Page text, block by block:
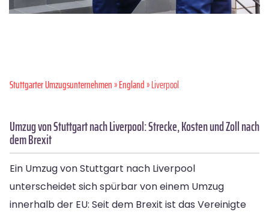
Stuttgarter Umzugsunternehmen»England» Liverpool
Umzug von Stuttgart nach Liverpool: Strecke, Kosten und Zoll nach
dem Brexit
Ein Umzug von Stuttgart nach Liverpool
unterscheidet sich spürbar von einem Umzug
innerhalb der EU: Seit dem Brexit ist das Vereinigte